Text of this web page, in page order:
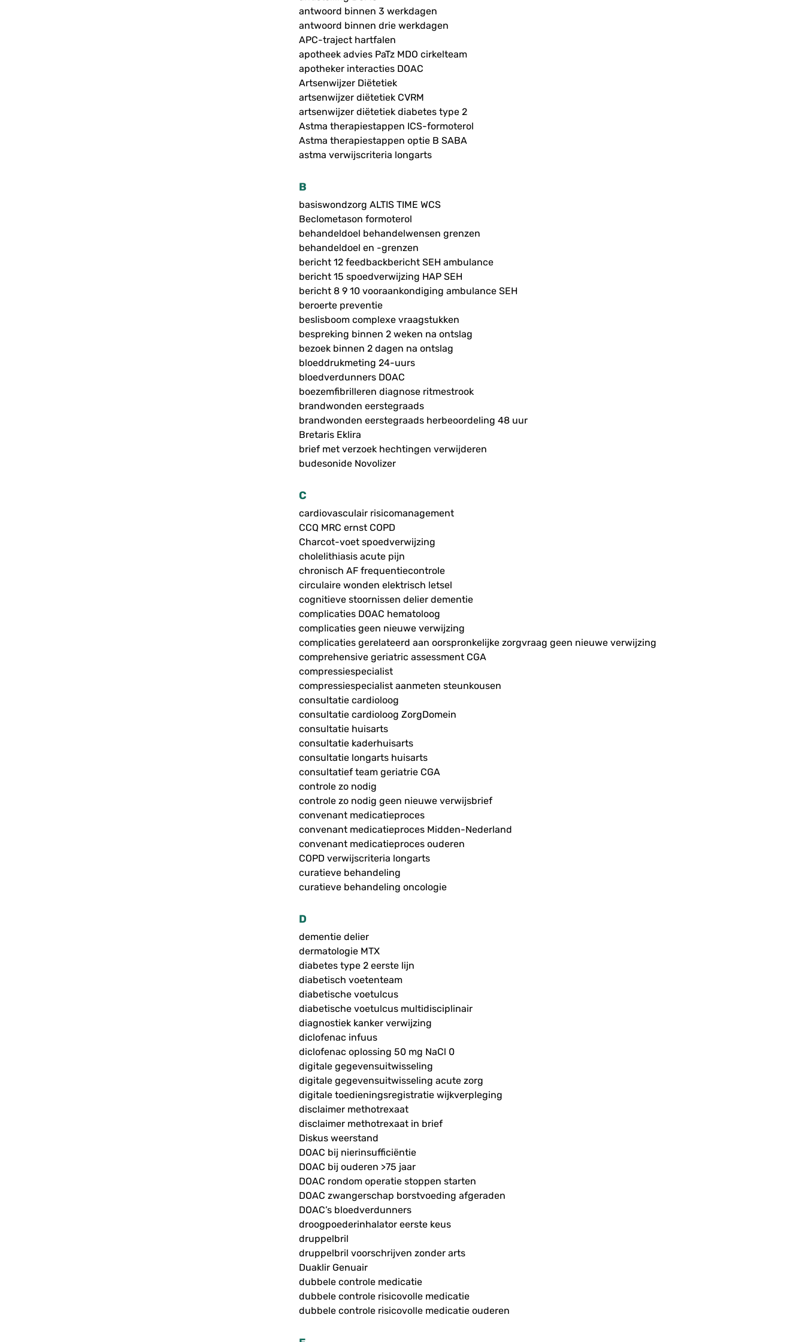
antwoord binnen 3 werkdagen
antwoord binnen drie werkdagen
APC-traject hartfalen
apotheek advies PaTz MDO cirkelteam
apotheker interacties DOAC
Artsenwijzer Diëtetiek
artsenwijzer diëtetiek CVRM
artsenwijzer diëtetiek diabetes type 2
Astma therapiestappen ICS-formoterol
Astma therapiestappen optie B SABA
astma verwijscriteria longarts
B
basiswondzorg ALTIS TIME WCS
Beclometason formoterol
behandeldoel behandelwensen grenzen
behandeldoel en -grenzen
bericht 12 feedbackbericht SEH ambulance
bericht 15 spoedverwijzing HAP SEH
bericht 8 9 10 vooraankondiging ambulance SEH
beroerte preventie
beslisboom complexe vraagstukken
bespreking binnen 2 weken na ontslag
bezoek binnen 2 dagen na ontslag
bloeddrukmeting 24-uurs
bloedverdunners DOAC
boezemfibrilleren diagnose ritmestrook
brandwonden eerstegraads
brandwonden eerstegraads herbeoordeling 48 uur
Bretaris Eklira
brief met verzoek hechtingen verwijderen
budesonide Novolizer
C
cardiovasculair risicomanagement
CCQ MRC ernst COPD
Charcot-voet spoedverwijzing
cholelithiasis acute pijn
chronisch AF frequentiecontrole
circulaire wonden elektrisch letsel
cognitieve stoornissen delier dementie
complicaties DOAC hematoloog
complicaties geen nieuwe verwijzing
complicaties gerelateerd aan oorspronkelijke zorgvraag geen nieuwe verwijzing
comprehensive geriatric assessment CGA
compressiespecialist
compressiespecialist aanmeten steunkousen
consultatie cardioloog
consultatie cardioloog ZorgDomein
consultatie huisarts
consultatie kaderhuisarts
consultatie longarts huisarts
consultatief team geriatrie CGA
controle zo nodig
controle zo nodig geen nieuwe verwijsbrief
convenant medicatieproces
convenant medicatieproces Midden-Nederland
convenant medicatieproces ouderen
COPD verwijscriteria longarts
curatieve behandeling
curatieve behandeling oncologie
D
dementie delier
dermatologie MTX
diabetes type 2 eerste lijn
diabetisch voetenteam
diabetische voetulcus
diabetische voetulcus multidisciplinair
diagnostiek kanker verwijzing
diclofenac infuus
diclofenac oplossing 50 mg NaCl 0
digitale gegevensuitwisseling
digitale gegevensuitwisseling acute zorg
digitale toedieningsregistratie wijkverpleging
disclaimer methotrexaat
disclaimer methotrexaat in brief
Diskus weerstand
DOAC bij nierinsufficiëntie
DOAC bij ouderen >75 jaar
DOAC rondom operatie stoppen starten
DOAC zwangerschap borstvoeding afgeraden
DOAC’s bloedverdunners
droogpoederinhalator eerste keus
druppelbril
druppelbril voorschrijven zonder arts
Duaklir Genuair
dubbele controle medicatie
dubbele controle risicovolle medicatie
dubbele controle risicovolle medicatie ouderen